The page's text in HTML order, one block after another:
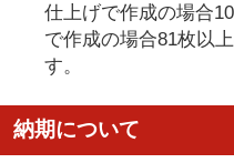
仕上げで作成の場合
で作成の場合81枚以
す。
納期について